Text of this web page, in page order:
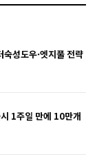
성도우·엣지풀 전략
1주일 만에 10만개